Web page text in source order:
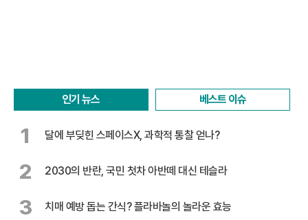
인기 뉴스 베스트 이슈
1 달에 부딪힌 스페이스X, 과학적 통찰 얻나?
2 2030의 반란, 국민 첫차 아반떼 대신 테슬라
3 치매 예방 돕는 간식? 플라바놀의 놀라운 효능